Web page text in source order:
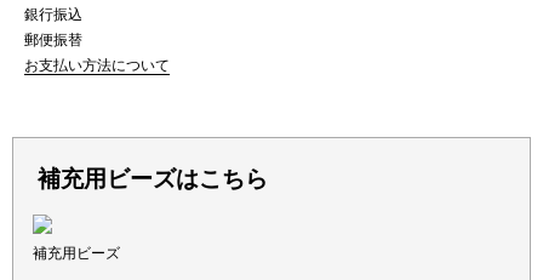
銀行振込
郵便振替
お支払い方法について
補充用ビーズはこちら
補充用ビーズ